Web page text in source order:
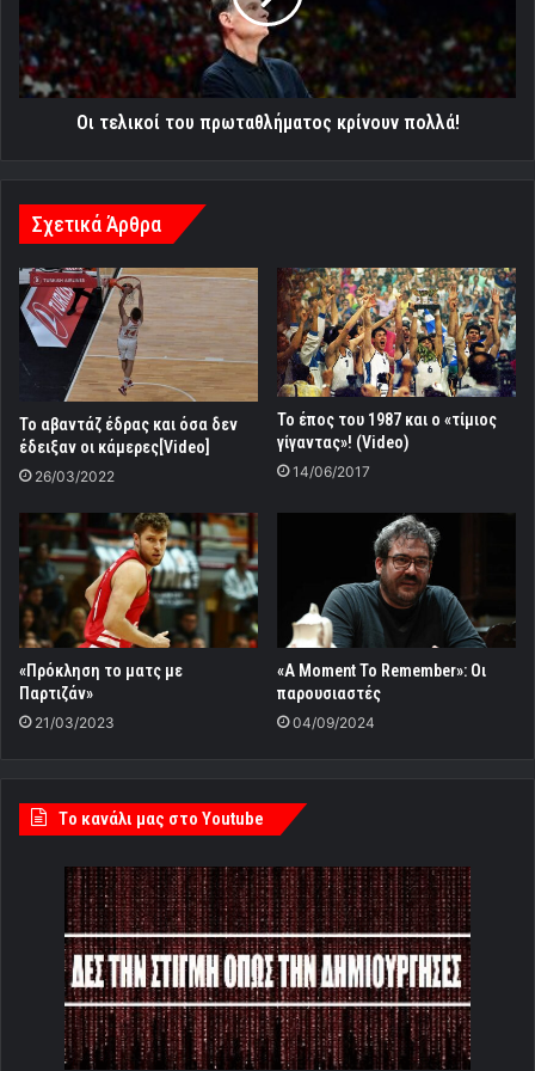
πολλά!
Οι τελικοί του πρωταθλήματος κρίνουν πολλά!
Σχετικά Άρθρα
Το αβαντάζ έδρας και όσα δεν
έδειξαν οι κάμερες[Video]
26/03/2022
Το έπος του 1987 και ο «τίμιος
γίγαντας»! (Video)
14/06/2017
«Πρόκληση το ματς με
Παρτιζάν»
21/03/2023
«A Moment To Remember»: Οι
παρουσιαστές
04/09/2024
Tο κανάλι μας στο Youtube